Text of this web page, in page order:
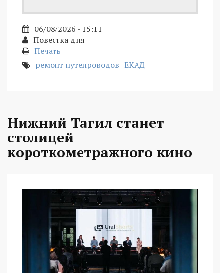
06/08/2026 - 15:11
Повестка дня
Печать
ремонт путепроводов ЕКАД
Нижний Тагил станет
столицей
короткометражного кино